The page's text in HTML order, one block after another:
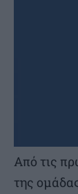
Από τις
της